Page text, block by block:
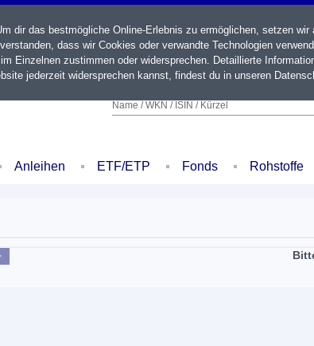
Name / WKN / ISIN / Kürzel
Anleihen ETF/ETP Fonds Rohstoffe
dir das bestmögliche Online-Erlebnis zu ermöglichen, setzen
dass wir Cookies oder verwandte Technologien
Einzelnen zustimmen oder widersprechen. Detaillierte
jederzeit widersprechen kannst, findest du in unseren